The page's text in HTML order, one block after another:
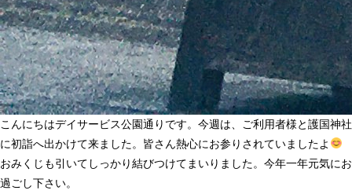
こんにちはデイサービス公園通りです。今週は、ご利用者様と護国神社
に初詣へ出かけて来ました。皆さん熱心にお参りされていましたよ
おみくじも引いてしっかり結びつけてまいりました。今年一年元気にお
過ごし下さい。